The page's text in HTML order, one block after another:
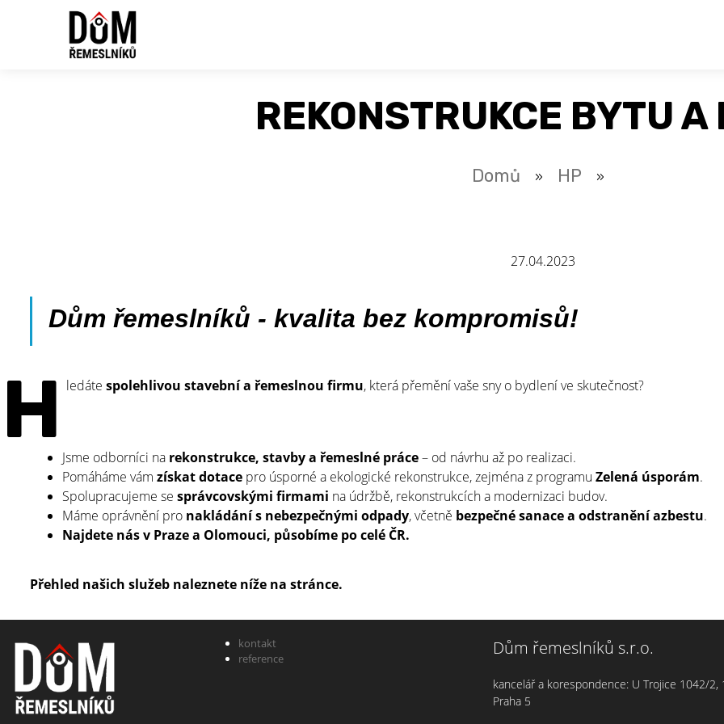
REKONSTRUKCE BYTU A
Domů » HP »
27.04.2023
Dům řemeslníků - kvalita bez kompromisů!
H ledáte spolehlivou stavební a řemeslnou firmu, která přemění vaše sny o bydlení ve skutečnost?
Jsme odborníci na rekonstrukce, stavby a řemeslné práce– od návrhu až po realizaci.
Pomáháme vám získat dotace pro úsporné a ekologické rekonstrukce, zejména z programu Zelená úsporám.
Spolupracujeme se správcovskými firmami na údržbě, rekonstrukcích a modernizaci budov.
Máme oprávnění pro nakládání s nebezpečnými odpady, včetně bezpečné sanace a odstranění azbestu.
Najdete nás v Praze a Olomouci, působíme po celé ČR.
Přehled našich služeb naleznete níže na stránce.
kontakt
reference
Dům řemeslníků s.r.o.
kancelář a korespondence: U Trojice 1042/2,
Praha 5